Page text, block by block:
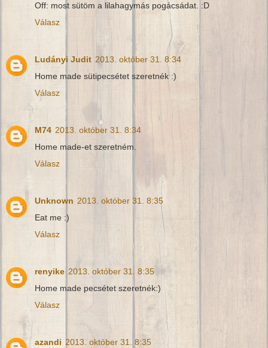
Off: most sütöm a lilahagymás pogácsádat. :D
Válasz
Ludányi Judit 2013. október 31. 8:34
Home made sütipecsétet szeretnék :)
Válasz
M74 2013. október 31. 8:34
Home made-et szeretném.
Válasz
Unknown 2013. október 31. 8:35
Eat me :)
Válasz
renyike 2013. október 31. 8:35
Home made pecsétet szeretnék:)
Válasz
azandi 2013. október 31. 8:35